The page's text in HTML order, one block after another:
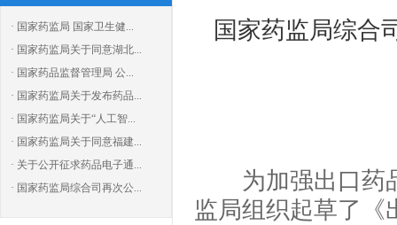
· 国家药监局 国家卫生健...
· 国家药监局关于同意湖北...
· 国家药品监督管理局 公...
· 国家药监局关于发布药品...
· 国家药监局关于“人工智...
· 国家药监局关于同意福建...
· 关于公开征求药品电子通...
· 国家药监局综合司再次公...
国家药监局综合
为加强出口药品
监局组织起草了《